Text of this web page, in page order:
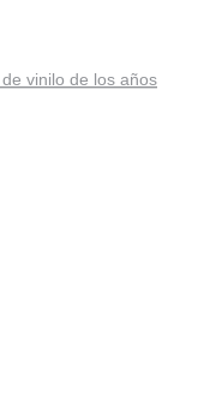
vinilo de los años